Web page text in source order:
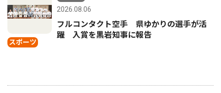
スポーツ
2026.08.06
フルコンタクト空手 県ゆかりの選手が活
躍 入賞を黒岩知事に報告